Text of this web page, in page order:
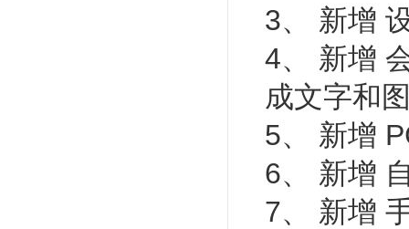
3、 新增
4、 新增
成文字和
5、 新增
6、 新增
7、 新增